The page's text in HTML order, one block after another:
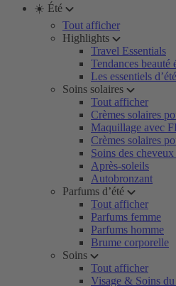
☀️ Été
Tout afficher
Highlights
Travel Essentials
Tendances beauté
Les essentiels
Soins solaires
Tout afficher
Crèmes solaires
Maquillage avec
Crèmes solaires
Soins des
Après-soleils
Autobronzant
Parfums d’été
Tout afficher
Parfums femme
Parfums homme
Brume corporelle
Soins
Tout afficher
Visage & Soins